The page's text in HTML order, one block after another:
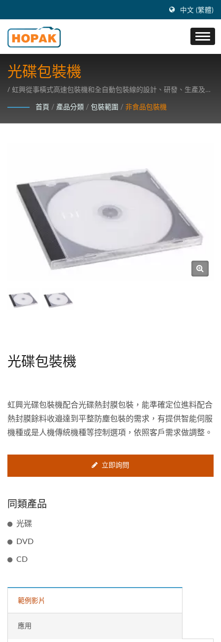
中文 (繁體)
光碟包裝機
/ 虹興從事橫式高速包裝機和全自動包裝線的設計、研發、生產及銷
售事業，注重研發高科技包裝機器。
首頁 / 產品分類 / 包裝範圍 / 非食品包裝機
光碟包裝機
虹興光碟包裝機配合光碟熱封膜包裝，能準確定位進料配合
熱封膜餘料收邉達到平整防塵包裝的需求，有提供智能伺服
機種或是人機傳統機種等控制選項，依照客戶需求做調整。
立即詢問
同類產品
光碟
DVD
CD
範例影片
應用